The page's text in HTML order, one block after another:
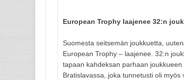
European Trophy laajenee 32:n
Suomesta seitsemän joukkuetta,
European Trophy – laajenee. 32:n
tapaan kahdeksan parhaan
Bratislavassa, joka tunnetusti oli